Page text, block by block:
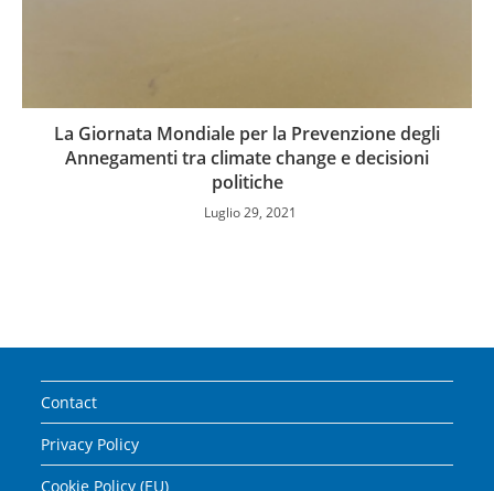
La Giornata Mondiale per la Prevenzione degli
Annegamenti tra climate change e decisioni
politiche
Luglio 29, 2021
Contact
Privacy Policy
Cookie Policy (EU)